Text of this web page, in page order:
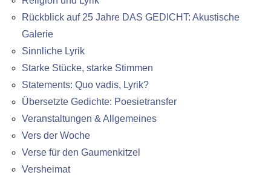
Rückblick auf 25 Jahre DAS GEDICHT: Akustische
Galerie
Sinnliche Lyrik
Starke Stücke, starke Stimmen
Statements: Quo vadis, Lyrik?
Übersetzte Gedichte: Poesietransfer
Veranstaltungen & Allgemeines
Vers der Woche
Verse für den Gaumenkitzel
Versheimat